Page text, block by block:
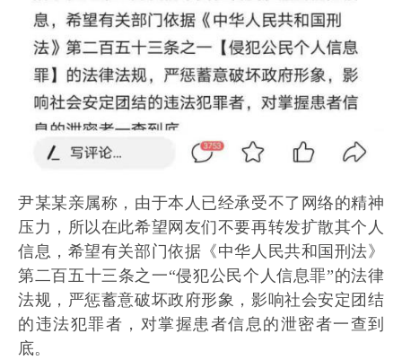
尹某某亲属称，由于本人已经承受不了网络的精神
压力，所以在此希望网友们不要再转发扩散其个人
信息，希望有关部门依据《中华人民共和国刑法》
第二百五十三条之一“侵犯公民个人信息罪”的法律
法规，严惩蓄意破坏政府形象，影响社会安定团结
的违法犯罪者，对掌握患者信息的泄密者一查到
底。